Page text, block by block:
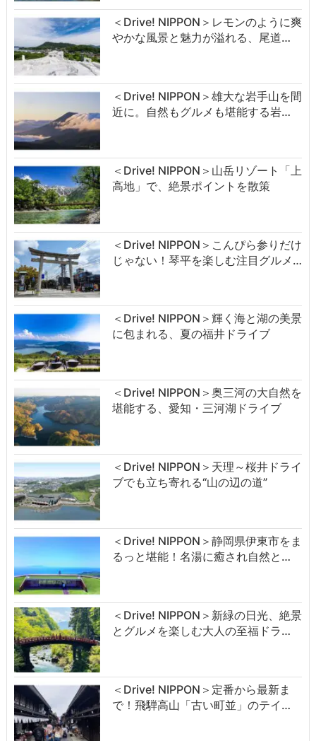
＜Drive! NIPPON＞レモンのように爽
やかな風景と魅力が溢れる、尾道…
＜Drive! NIPPON＞雄大な岩手山を間
近に。自然もグルメも堪能する岩…
＜Drive! NIPPON＞山岳リゾート「上
高地」で、絶景ポイントを散策
＜Drive! NIPPON＞こんぴら参りだけ
じゃない！琴平を楽しむ注目グルメ…
＜Drive! NIPPON＞輝く海と湖の美景
に包まれる、夏の福井ドライブ
＜Drive! NIPPON＞奥三河の大自然を
堪能する、愛知・三河湖ドライブ
＜Drive! NIPPON＞天理～桜井ドライ
ブでも立ち寄れる“山の辺の道”
＜Drive! NIPPON＞静岡県伊東市をま
るっと堪能！名湯に癒され自然と…
＜Drive! NIPPON＞新緑の日光、絶景
とグルメを楽しむ大人の至福ドラ…
＜Drive! NIPPON＞定番から最新ま
で！飛騨高山「古い町並」のテイ…